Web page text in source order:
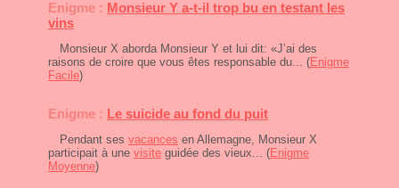
Enigme : Monsieur Y a-t-il trop bu en testant les
vins
Monsieur X aborda Monsieur Y et lui dit: «J’ai des
raisons de croire que vous êtes responsable du... (Enigme
Facile)
Enigme : Le suicide au fond du puit
Pendant ses vacances en Allemagne, Monsieur X
participait à une visite guidée des vieux... (Enigme
Moyenne)